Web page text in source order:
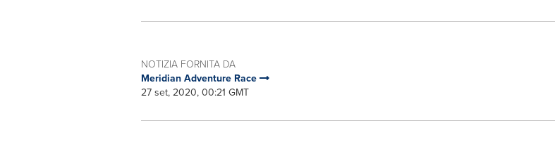
NOTIZIA FORNITA DA
Meridian Adventure Race
27 set, 2020, 00:21 GMT